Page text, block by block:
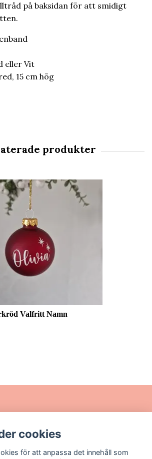
på baksidan för att smidigt
eller Vit
15 cm hög
Valfritt Namn
cookies
för att anpassa det innehåll som